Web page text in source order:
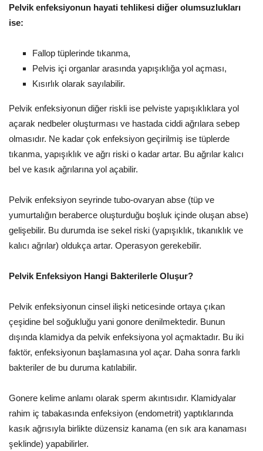
Pelvik enfeksiyonun hayati tehlikesi diğer olumsuzlukları
ise:
Fallop tüplerinde tıkanma,
Pelvis içi organlar arasında yapışıklığa yol açması,
Kısırlık olarak sayılabilir.
Pelvik enfeksiyonun diğer riskli ise pelviste yapışıklıklara yol
açarak nedbeler oluşturması ve hastada ciddi ağrılara sebep
olmasıdır. Ne kadar çok enfeksiyon geçirilmiş ise tüplerde
tıkanma, yapışıklık ve ağrı riski o kadar artar. Bu ağrılar kalıcı
bel ve kasık ağrılarına yol açabilir.
Pelvik enfeksiyon seyrinde tubo-ovaryan abse (tüp ve
yumurtalığın beraberce oluşturduğu boşluk içinde oluşan abse)
gelişebilir. Bu durumda ise sekel riski (yapışıklık, tıkanıklık ve
kalıcı ağrılar) oldukça artar. Operasyon gerekebilir.
Pelvik Enfeksiyon Hangi Bakterilerle Oluşur?
Pelvik enfeksiyonun cinsel ilişki neticesinde ortaya çıkan
çeşidine bel soğukluğu yani gonore denilmektedir. Bunun
dışında klamidya da pelvik enfeksiyona yol açmaktadır. Bu iki
faktör, enfeksiyonun başlamasına yol açar. Daha sonra farklı
bakteriler de bu duruma katılabilir.
Gonere kelime anlamı olarak sperm akıntısıdır. Klamidyalar
rahim iç tabakasında enfeksiyon (endometrit) yaptıklarında
kasık ağrısıyla birlikte düzensiz kanama (en sık ara kanaması
şeklinde) yapabilirler.